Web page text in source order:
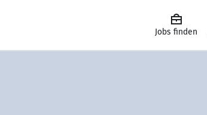
Jobs finden